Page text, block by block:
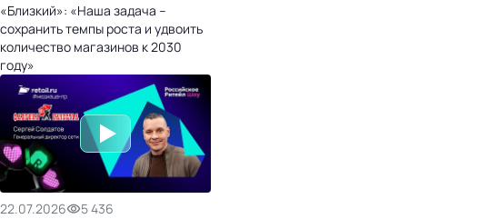
«Близкий»: «Наша задача –
сохранить темпы роста и удвоить
количество магазинов к 2030
году»
22.07.2026
5 436